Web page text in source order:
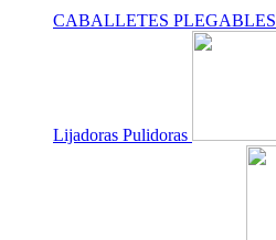
CABALLETES PLEGABLES
Lijadoras Pulidoras